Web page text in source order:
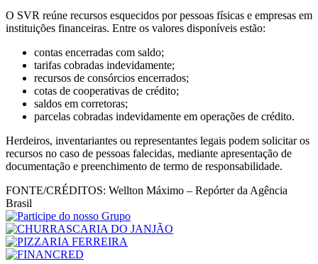
O SVR reúne recursos esquecidos por pessoas físicas e empresas em
instituições financeiras. Entre os valores disponíveis estão:
contas encerradas com saldo;
tarifas cobradas indevidamente;
recursos de consórcios encerrados;
cotas de cooperativas de crédito;
saldos em corretoras;
parcelas cobradas indevidamente em operações de crédito.
Herdeiros, inventariantes ou representantes legais podem solicitar os
recursos no caso de pessoas falecidas, mediante apresentação de
documentação e preenchimento de termo de responsabilidade.
FONTE/CRÉDITOS: Wellton Máximo – Repórter da Agência
Brasil